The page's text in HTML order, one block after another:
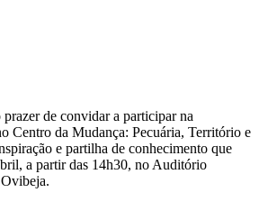
de convidar a participar na
Centro da Mudança: Pecuária, Território e
e partilha de conhecimento que
a partir das 14h30, no Auditório
– 42ª Ovibeja.